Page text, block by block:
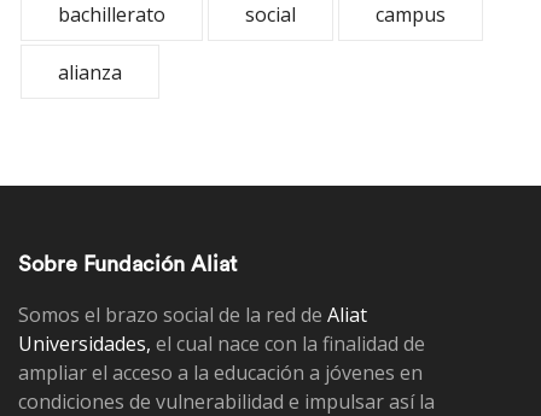
bachillerato social campus
alianza
Sobre Fundación Aliat
Somos el brazo social de la red de Aliat
Universidades, el cual nace con la finalidad de
ampliar el acceso a la educación a jóvenes en
condiciones de vulnerabilidad e impulsar así la